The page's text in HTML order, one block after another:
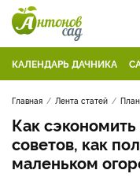
КАЛЕНДАРЬ ДАЧНИКА
Главная Лента статей
Как
советов, как
маленьком